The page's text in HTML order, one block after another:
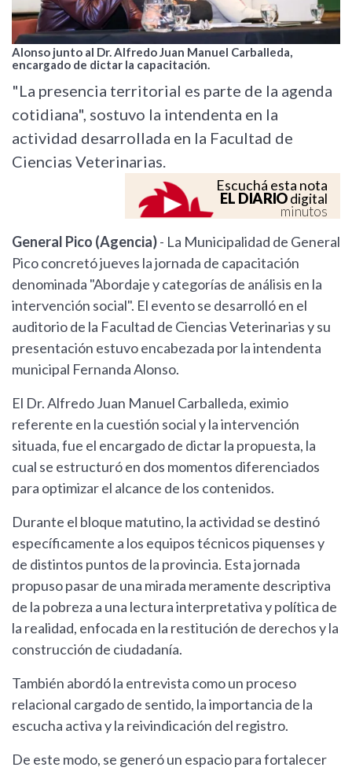
Alonso junto al Dr. Alfredo Juan Manuel Carballeda,
encargado de dictar la capacitación.
"La presencia territorial es parte de la agenda
cotidiana", sostuvo la intendenta en la
actividad desarrollada en la Facultad de
Ciencias Veterinarias.
Escuchá esta nota
EL DIARIOdigital
minutos
General Pico (Agencia)- La Municipalidad de General
Pico concretó jueves la jornada de capacitación
denominada "Abordaje y categorías de análisis en la
intervención social". El evento se desarrolló en el
auditorio de la Facultad de Ciencias Veterinarias y su
presentación estuvo encabezada por la intendenta
municipal Fernanda Alonso.
El Dr. Alfredo Juan Manuel Carballeda, eximio
referente en la cuestión social y la intervención
situada, fue el encargado de dictar la propuesta, la
cual se estructuró en dos momentos diferenciados
para optimizar el alcance de los contenidos.
Durante el bloque matutino, la actividad se destinó
específicamente a los equipos técnicos piquenses y
de distintos puntos de la provincia. Esta jornada
propuso pasar de una mirada meramente descriptiva
de la pobreza a una lectura interpretativa y política de
la realidad, enfocada en la restitución de derechos y la
construcción de ciudadanía.
También abordó la entrevista como un proceso
relacional cargado de sentido, la importancia de la
escucha activa y la reivindicación del registro.
De este modo, se generó un espacio para fortalecer